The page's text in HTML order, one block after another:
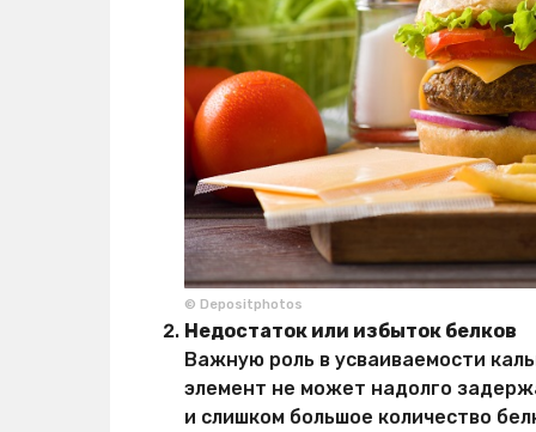
© Depositphotos
Недостаток или избыток белков
Важную роль в усваиваемости
элемент не может надолго
и слишком большое количество